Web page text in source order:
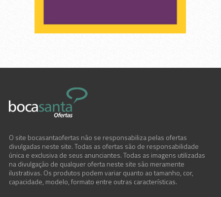
O site bocasantaofertas não se responsabiliza pelas ofertas
divulgadas neste site. Todas as ofertas são de responsabilidade
única e exclusiva de seus anunciantes. Todas as imagens utilizadas
na divulgação de qualquer oferta neste site são meramente
ilustrativas. Os produtos podem variar quanto ao tamanho, cor,
capacidade, modelo, formato entre outras características.